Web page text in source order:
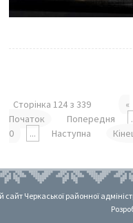
Сторінка 124 з 339
«
Початок
Попередня
0
... Наступна
Черкаської районної